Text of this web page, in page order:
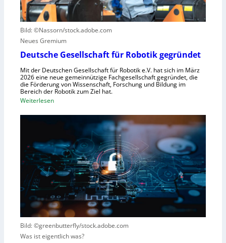
z
e
n
r
u
n
g
s
s
y
s
t
e
n
s
V
s
i
e
r
n
e
r
u
m
f
ü
R
o
b
o
t
e
n
t
s
t
e
h
Bild: ©Nassorn/stock.adobe.com
Neues Gremium
Deutsche Gesellschaft für Robotik gegründet
Mit der Deutschen Gesellschaft für Robotik e.V. hat sich im März
2026 eine neue gemeinnützige Fachgesellschaft gegründet, die
die Förderung von Wissenschaft, Forschung und Bildung im
Bereich der Robotik zum Ziel hat.
Weiterlesen:
t
s
c
h
e
G
e
s
e
l
Bild: ©greenbutterfly/stock.adobe.com
Was ist eigentlich was?